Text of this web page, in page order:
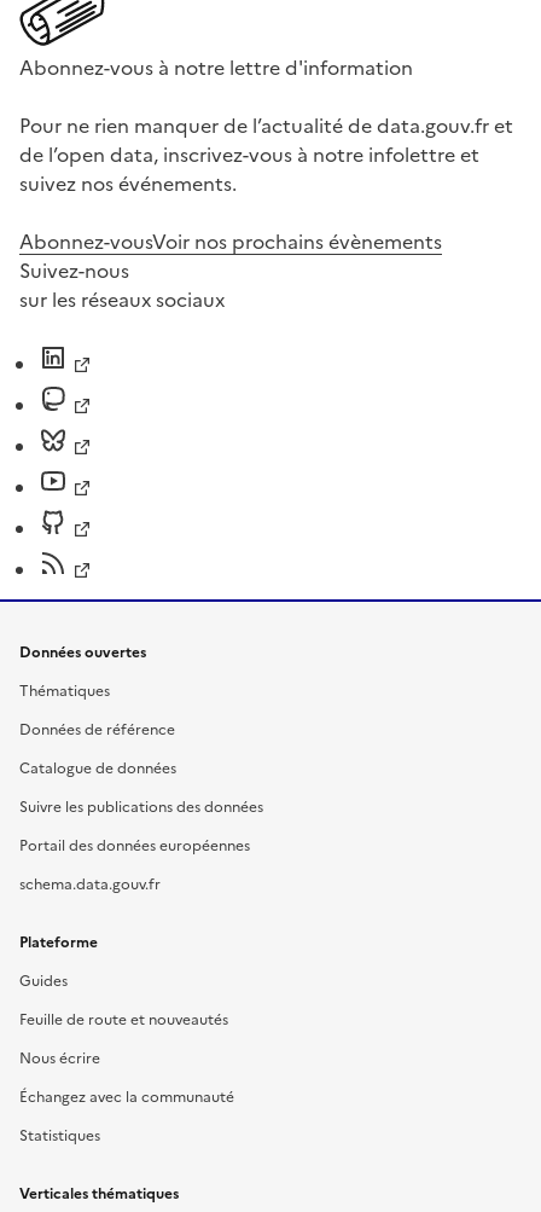
Abonnez-vous à notre lettre d'information
Pour ne rien manquer de l’actualité de data.gouv.fr et
de l’open data, inscrivez-vous à notre infolettre et
suivez nos événements.
Abonnez-vousVoir nos prochains évènements
Suivez-nous
sur les réseaux sociaux
Données ouvertes
Thématiques
Données de référence
Catalogue de données
Suivre les publications des données
Portail des données européennes
schema.data.gouv.fr
Plateforme
Guides
Feuille de route et nouveautés
Nous écrire
Échangez avec la communauté
Statistiques
Verticales thématiques